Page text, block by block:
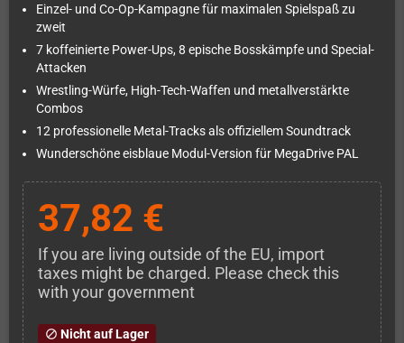
Einzel- und Co-Op-Kampagne für maximalen Spielspaß zu
zweit
7 koffeinierte Power-Ups, 8 epische Bosskämpfe und Special-
Attacken
Wrestling-Würfe, High-Tech-Waffen und metallverstärkte
Combos
12 professionelle Metal-Tracks als offiziellem Soundtrack
Wunderschöne eisblaue Modul-Version für MegaDrive PAL
37,82 €
If you are living outside of the EU, import
taxes might be charged. Please check this
with your government
block Nicht auf Lager